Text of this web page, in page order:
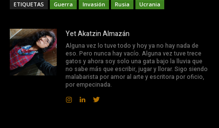
ETIQUETAS Guerra Invasión Rusia Ucrania
Yet Akatzin Almazán
Alguna vez lo tuve todo y hoy ya no hay nada de
eso. Pero nunca hay vacío. Alguna vez tuve trece
gatos y ahora soy solo una gata bajo la lluvia que
no sabe más que escribir, jugar y llorar. Sigo siendo
malabarista por amor al arte y escritora por oficio,
por empecinada.